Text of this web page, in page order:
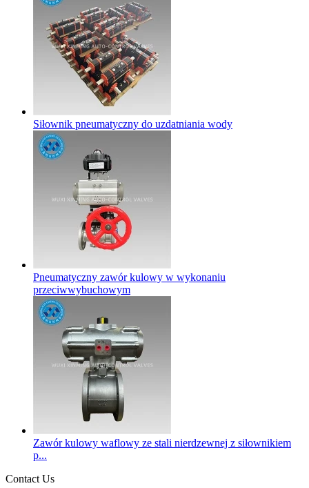
Siłownik pneumatyczny do uzdatniania wody
Pneumatyczny zawór kulowy w wykonaniu
przeciwwybuchowym
Zawór kulowy waflowy ze stali nierdzewnej z siłownikiem
p...
Contact Us